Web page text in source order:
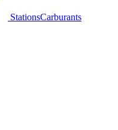
StationsCarburants